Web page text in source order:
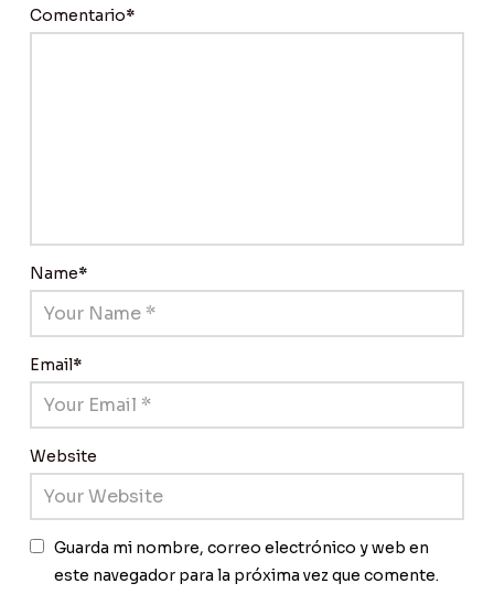
Comentario*
Name*
Email*
Website
Guarda mi nombre, correo electrónico y web en
este navegador para la próxima vez que comente.